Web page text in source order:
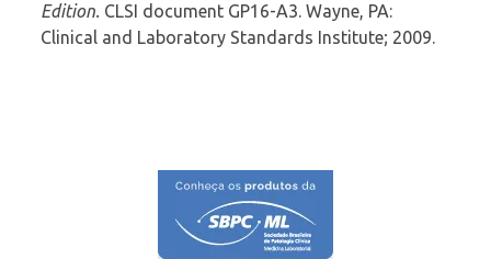
Edition. CLSI document GP16-A3. Wayne, PA:
Clinical and Laboratory Standards Institute; 2009.